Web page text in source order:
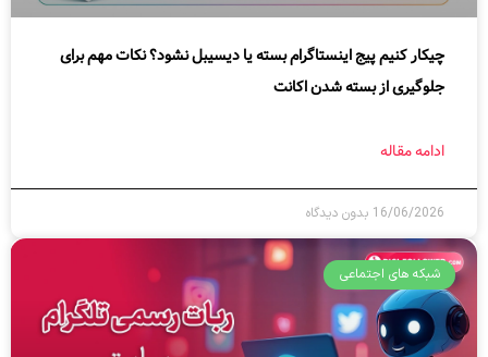
چیکار کنیم پیج اینستاگرام بسته یا دیسیبل نشود؟ نکات مهم برای
جلوگیری از بسته شدن اکانت
ادامه مقاله
16/06/2026 بدون دیدگاه
شبکه های اجتماعی